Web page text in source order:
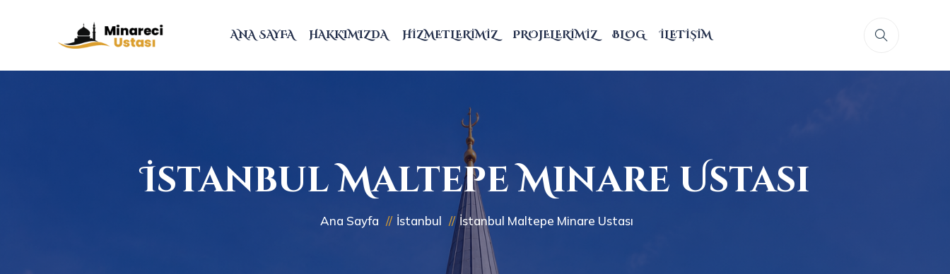
ANA SAYFA HAKKIMIZDA HIZMETLERIMIZ PROJELERIMIZ BLOG İLETIŞIM
İstanbul Maltepe Minare Ustası
Ana Sayfa İstanbul İstanbul Maltepe Minare Ustası